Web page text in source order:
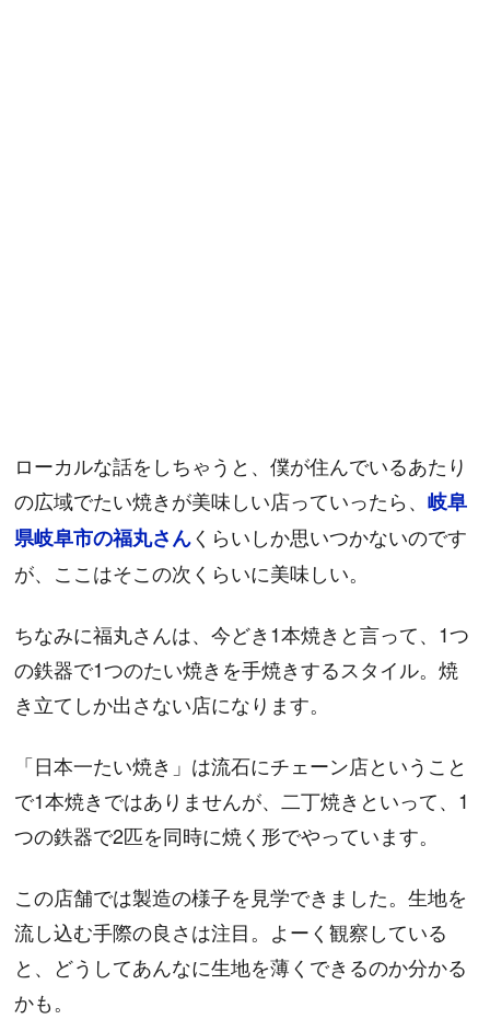
ローカルな話をしちゃうと、僕が住んでいるあたり
の広域でたい焼きが美味しい店っていったら、岐阜
県岐阜市の福丸さんくらいしか思いつかないのです
が、ここはそこの次くらいに美味しい。
ちなみに福丸さんは、今どき1本焼きと言って、1つ
の鉄器で1つのたい焼きを手焼きするスタイル。焼
き立てしか出さない店になります。
「日本一たい焼き」は流石にチェーン店ということ
で1本焼きではありませんが、二丁焼きといって、1
つの鉄器で2匹を同時に焼く形でやっています。
この店舗では製造の様子を見学できました。生地を
流し込む手際の良さは注目。よーく観察している
と、どうしてあんなに生地を薄くできるのか分かる
かも。